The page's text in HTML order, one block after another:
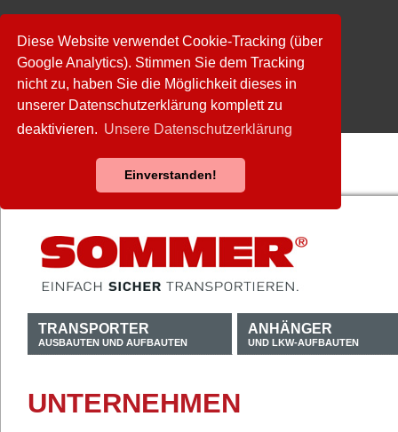
Diese Website verwendet Cookie-Tracking (über
Google Analytics). Stimmen Sie dem Tracking
nicht zu, haben Sie die Möglichkeit dieses in
unserer Datenschutzerklärung komplett zu
deaktivieren. Unsere Datenschutzerklärung
Einverstanden!
TRANSPORTER
AUSBAUTEN UND AUFBAUTEN
ANHÄNGER
UND LKW-AUFBAUTEN
UNTERNEHMEN